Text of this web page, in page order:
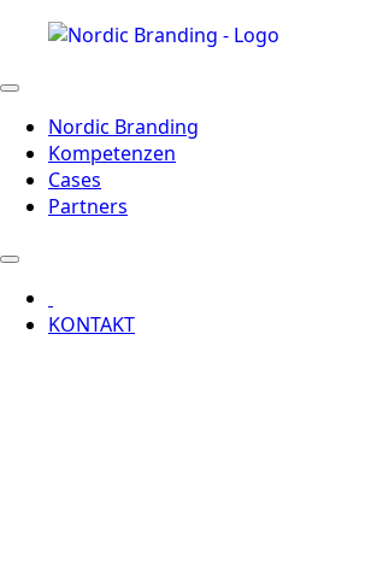
Nordic Branding
Kompetenzen
Cases
Partners
KONTAKT